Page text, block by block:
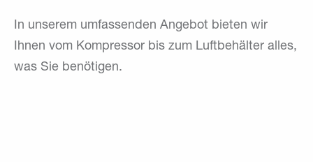
In unserem umfassenden Angebot bieten wir
Ihnen vom Kompressor bis zum Luftbehälter alles,
was Sie benötigen.